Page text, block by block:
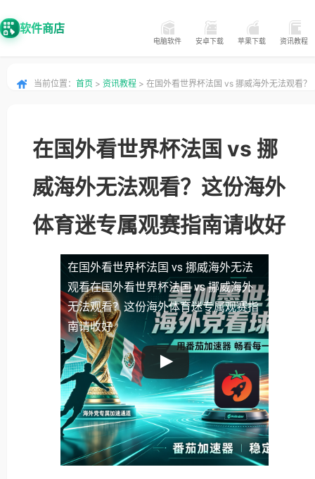
软件商店
电脑软件 安卓下载 苹果下载 资讯教程
当前位置： 首页 > 资讯教程 > 在国外看世界杯法国 vs 挪威海外无法观看？
在国外看世界杯法国 vs 挪
威海外无法观看？这份海外
体育迷专属观赛指南请收好
在国外看世界杯法国 vs 挪威海外无法
观看在国外看世界杯法国 vs 挪威海外
无法观看？这份海外体育迷专属观赛指
南请收好